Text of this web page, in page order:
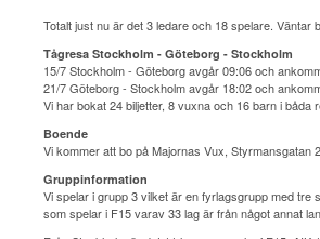
Totalt just nu är det 3 ledare och 18 spelare.
Tågresa Stockholm - Göteborg - Stockholm
15/7 Stockholm - Göteborg avgår 09:06 och
21/7 Göteborg - Stockholm avgår 18:02 och
Vi har bokat 24 biljetter, 8 vuxna och 16 barn i båda
Boende
Vi kommer att bo på Majornas Vux,
Gruppinformation
Vi spelar i grupp 3 vilket är en fyrlagsgrupp med tre
som spelar i F15 varav 33 lag är från något annat